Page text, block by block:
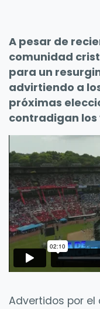
A pesar de
comunidad
para un
advirtiendo a
próximas
contradigan
Advertidos por el